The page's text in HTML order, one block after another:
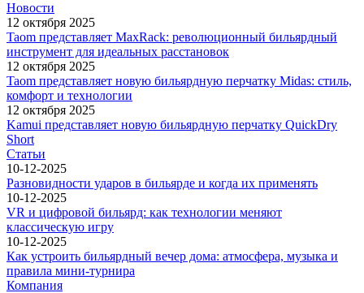
Новости
12 октября 2025
Taom представляет MaxRack: революционный бильярдный
инструмент для идеальных расстановок
12 октября 2025
Taom представляет новую бильярдную перчатку Midas: стиль,
комфорт и технологии
12 октября 2025
Kamui представляет новую бильярдную перчатку QuickDry
Short
Статьи
10-12-2025
Разновидности ударов в бильярде и когда их применять
10-12-2025
VR и цифровой бильярд: как технологии меняют
классическую игру
10-12-2025
Как устроить бильярдный вечер дома: атмосфера, музыка и
правила мини-турнира
Компания